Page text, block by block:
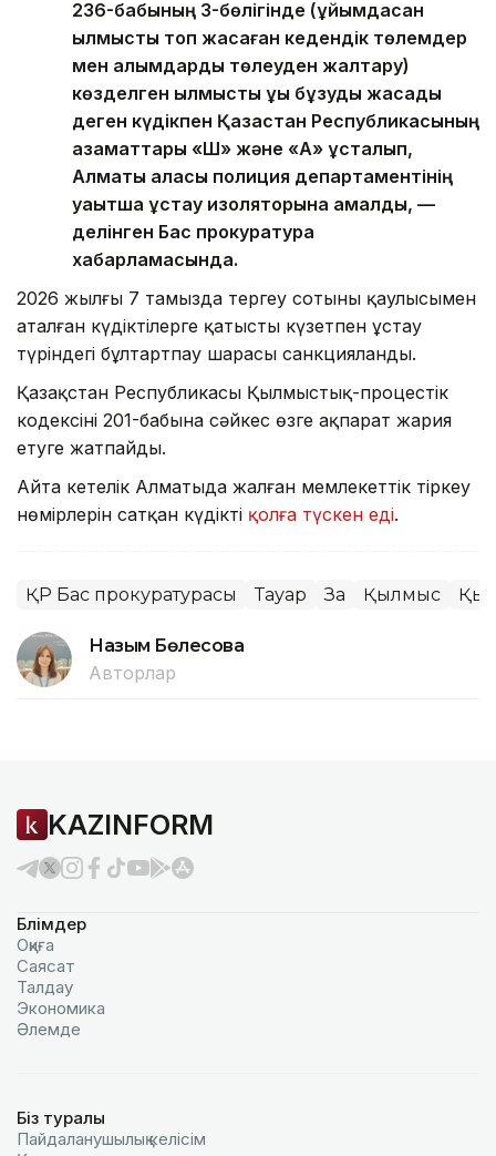
236-бабының 3-бөлігінде (ұйымдасқан
қылмыстық топ жасаған кедендік төлемдер
мен алымдарды төлеуден жалтару)
көзделген қылмыстық құқық бұзуды жасады
деген күдікпен Қазақстан Республикасының
азаматтары «Ш» және «А» ұсталып,
Алматы қаласы полиция департаментінің
уақытша ұстау изоляторына қамалды, —
делінген Бас прокуратура
хабарламасында.
2026 жылғы 7 тамызда тергеу сотының қаулысымен
аталған күдіктілерге қатысты күзетпен ұстау
түріндегі бұлтартпау шарасы санкцияланды.
Қазақстан Республикасы Қылмыстық-процестік
кодексінің 201-бабына сәйкес өзге ақпарат жария
етуге жатпайды.
Айта кетелік Алматыда жалған мемлекеттік тіркеу
нөмірлерін сатқан күдікті қолға түскен еді.
ҚР Бас прокуратурасы Тауар Заң Қылмыс
Назым Бөлесова
Авторлар
KAZINFORM
Бөлімдер
Оқиға
Саясат
Талдау
Экономика
Әлемде
Біз туралы
Пайдаланушылық келiciм